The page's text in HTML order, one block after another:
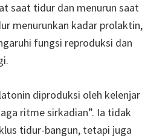
saat tidur dan menurun saat
menurunkan kadar prolaktin,
fungsi reproduksi dan
diproduksi oleh kelenjar
ritme sirkadian”. Ia tidak
tidur-bangun, tetapi juga